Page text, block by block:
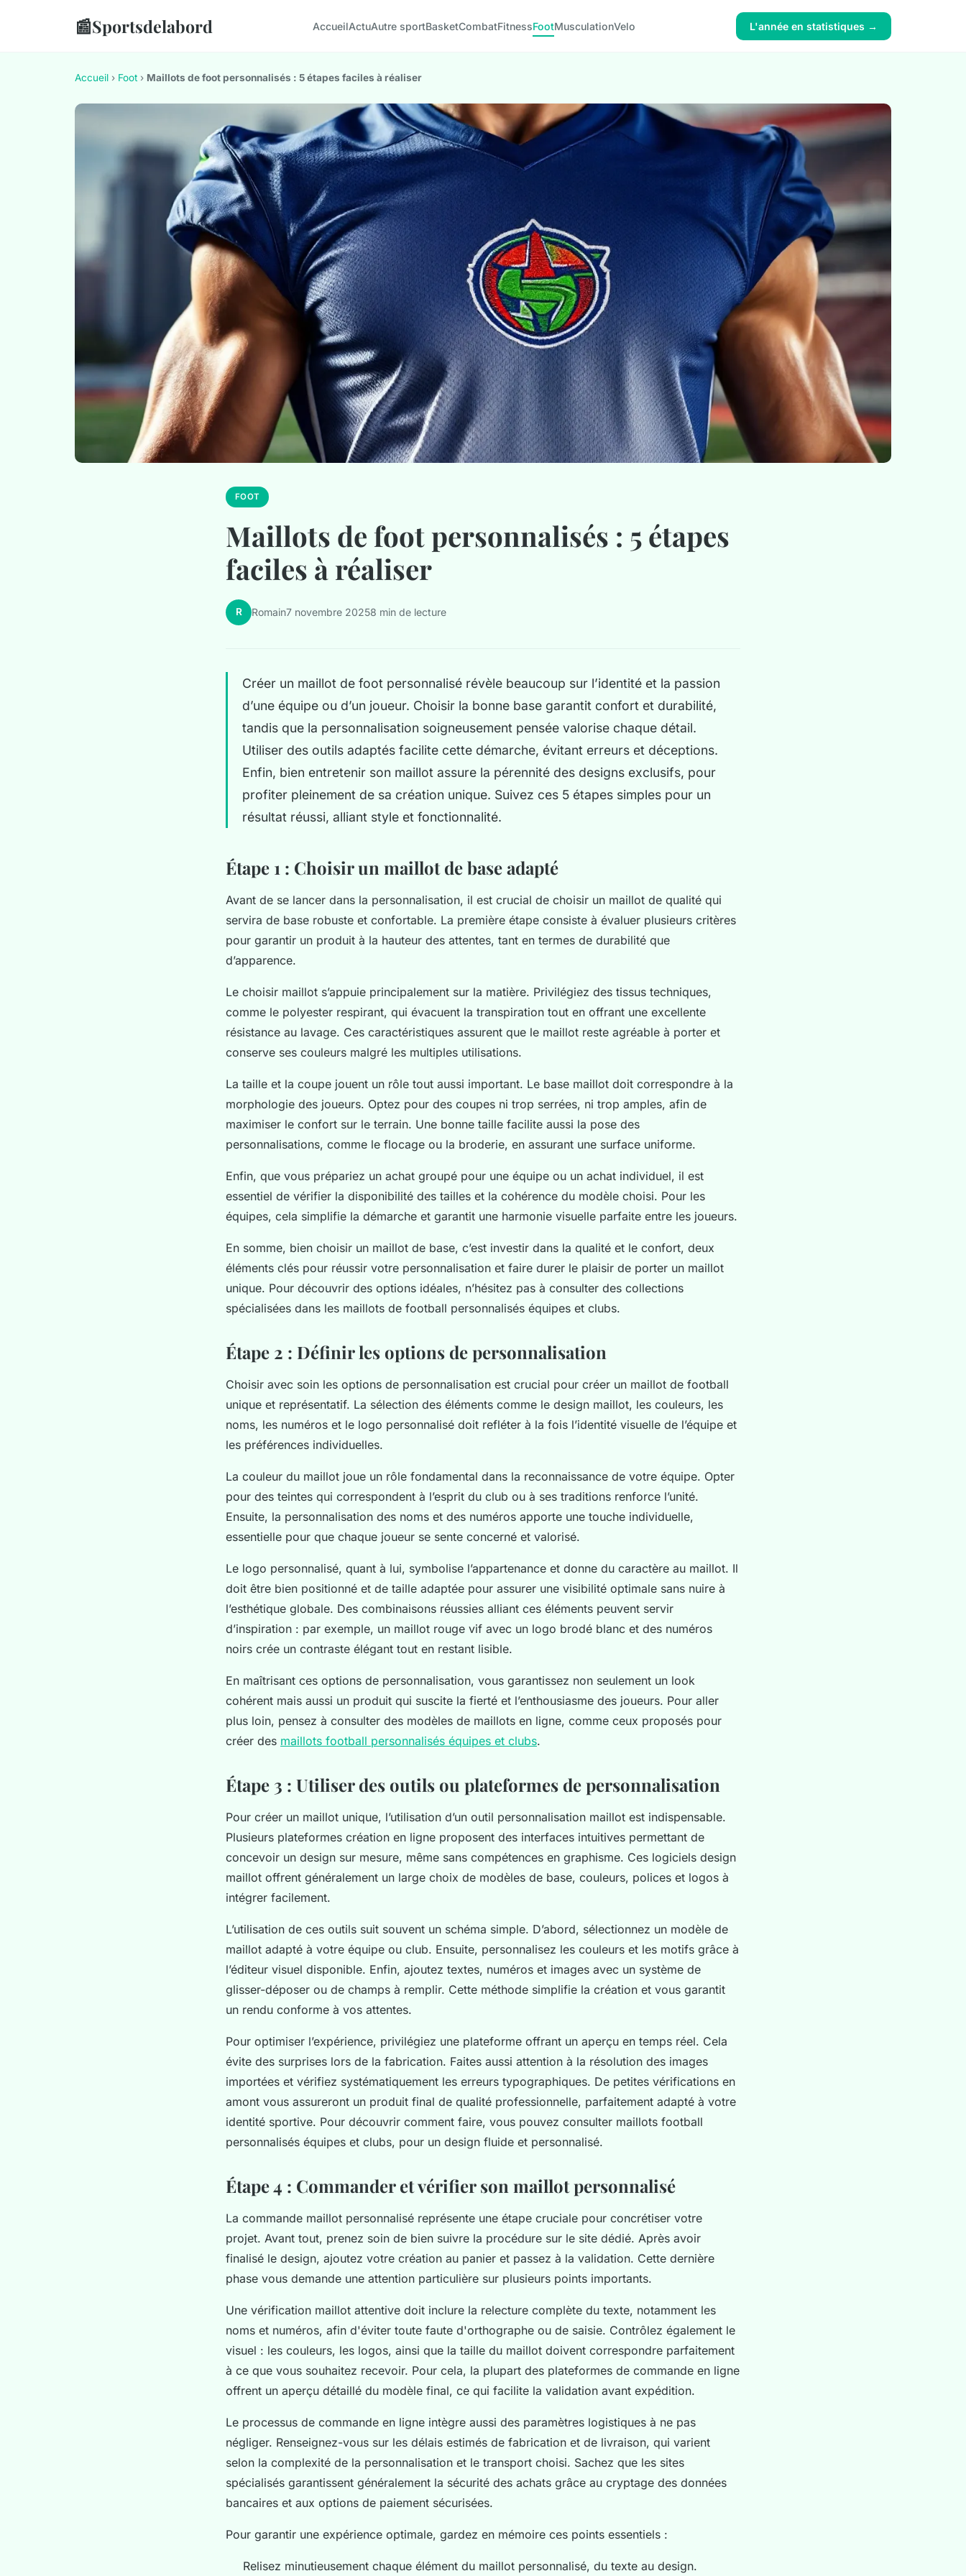
📰Sportsdelabord AccueilActuAutre sportBasketCombatFitnessFootMusculationVelo L'année en statistiques →
Accueil › Foot › Maillots de foot personnalisés : 5 étapes faciles à réaliser
FOOT
Maillots de foot personnalisés : 5 étapes
faciles à réaliser
R Romain7 novembre 20258 min de lecture
Créer un maillot de foot personnalisé révèle beaucoup sur l’identité et la passion
d’une équipe ou d’un joueur. Choisir la bonne base garantit confort et durabilité,
tandis que la personnalisation soigneusement pensée valorise chaque détail.
Utiliser des outils adaptés facilite cette démarche, évitant erreurs et déceptions.
Enfin, bien entretenir son maillot assure la pérennité des designs exclusifs, pour
profiter pleinement de sa création unique. Suivez ces 5 étapes simples pour un
résultat réussi, alliant style et fonctionnalité.
Étape 1 : Choisir un maillot de base adapté
Avant de se lancer dans la personnalisation, il est crucial de choisir un maillot de qualité qui
servira de base robuste et confortable. La première étape consiste à évaluer plusieurs critères
pour garantir un produit à la hauteur des attentes, tant en termes de durabilité que
d’apparence.
Le choisir maillot s’appuie principalement sur la matière. Privilégiez des tissus techniques,
comme le polyester respirant, qui évacuent la transpiration tout en offrant une excellente
résistance au lavage. Ces caractéristiques assurent que le maillot reste agréable à porter et
conserve ses couleurs malgré les multiples utilisations.
La taille et la coupe jouent un rôle tout aussi important. Le base maillot doit correspondre à la
morphologie des joueurs. Optez pour des coupes ni trop serrées, ni trop amples, afin de
maximiser le confort sur le terrain. Une bonne taille facilite aussi la pose des
personnalisations, comme le flocage ou la broderie, en assurant une surface uniforme.
Enfin, que vous prépariez un achat groupé pour une équipe ou un achat individuel, il est
essentiel de vérifier la disponibilité des tailles et la cohérence du modèle choisi. Pour les
équipes, cela simplifie la démarche et garantit une harmonie visuelle parfaite entre les joueurs.
En somme, bien choisir un maillot de base, c’est investir dans la qualité et le confort, deux
éléments clés pour réussir votre personnalisation et faire durer le plaisir de porter un maillot
unique. Pour découvrir des options idéales, n’hésitez pas à consulter des collections
spécialisées dans les maillots de football personnalisés équipes et clubs.
Étape 2 : Définir les options de personnalisation
Choisir avec soin les options de personnalisation est crucial pour créer un maillot de football
unique et représentatif. La sélection des éléments comme le design maillot, les couleurs, les
noms, les numéros et le logo personnalisé doit refléter à la fois l’identité visuelle de l’équipe et
les préférences individuelles.
La couleur du maillot joue un rôle fondamental dans la reconnaissance de votre équipe. Opter
pour des teintes qui correspondent à l’esprit du club ou à ses traditions renforce l’unité.
Ensuite, la personnalisation des noms et des numéros apporte une touche individuelle,
essentielle pour que chaque joueur se sente concerné et valorisé.
Le logo personnalisé, quant à lui, symbolise l’appartenance et donne du caractère au maillot. Il
doit être bien positionné et de taille adaptée pour assurer une visibilité optimale sans nuire à
l’esthétique globale. Des combinaisons réussies alliant ces éléments peuvent servir
d’inspiration : par exemple, un maillot rouge vif avec un logo brodé blanc et des numéros
noirs crée un contraste élégant tout en restant lisible.
En maîtrisant ces options de personnalisation, vous garantissez non seulement un look
cohérent mais aussi un produit qui suscite la fierté et l’enthousiasme des joueurs. Pour aller
plus loin, pensez à consulter des modèles de maillots en ligne, comme ceux proposés pour
créer des maillots football personnalisés équipes et clubs.
Étape 3 : Utiliser des outils ou plateformes de personnalisation
Pour créer un maillot unique, l’utilisation d’un outil personnalisation maillot est indispensable.
Plusieurs plateformes création en ligne proposent des interfaces intuitives permettant de
concevoir un design sur mesure, même sans compétences en graphisme. Ces logiciels design
maillot offrent généralement un large choix de modèles de base, couleurs, polices et logos à
intégrer facilement.
L’utilisation de ces outils suit souvent un schéma simple. D’abord, sélectionnez un modèle de
maillot adapté à votre équipe ou club. Ensuite, personnalisez les couleurs et les motifs grâce à
l’éditeur visuel disponible. Enfin, ajoutez textes, numéros et images avec un système de
glisser-déposer ou de champs à remplir. Cette méthode simplifie la création et vous garantit
un rendu conforme à vos attentes.
Pour optimiser l’expérience, privilégiez une plateforme offrant un aperçu en temps réel. Cela
évite des surprises lors de la fabrication. Faites aussi attention à la résolution des images
importées et vérifiez systématiquement les erreurs typographiques. De petites vérifications en
amont vous assureront un produit final de qualité professionnelle, parfaitement adapté à votre
identité sportive. Pour découvrir comment faire, vous pouvez consulter maillots football
personnalisés équipes et clubs, pour un design fluide et personnalisé.
Étape 4 : Commander et vérifier son maillot personnalisé
La commande maillot personnalisé représente une étape cruciale pour concrétiser votre
projet. Avant tout, prenez soin de bien suivre la procédure sur le site dédié. Après avoir
finalisé le design, ajoutez votre création au panier et passez à la validation. Cette dernière
phase vous demande une attention particulière sur plusieurs points importants.
Une vérification maillot attentive doit inclure la relecture complète du texte, notamment les
noms et numéros, afin d'éviter toute faute d'orthographe ou de saisie. Contrôlez également le
visuel : les couleurs, les logos, ainsi que la taille du maillot doivent correspondre parfaitement
à ce que vous souhaitez recevoir. Pour cela, la plupart des plateformes de commande en ligne
offrent un aperçu détaillé du modèle final, ce qui facilite la validation avant expédition.
Le processus de commande en ligne intègre aussi des paramètres logistiques à ne pas
négliger. Renseignez-vous sur les délais estimés de fabrication et de livraison, qui varient
selon la complexité de la personnalisation et le transport choisi. Sachez que les sites
spécialisés garantissent généralement la sécurité des achats grâce au cryptage des données
bancaires et aux options de paiement sécurisées.
Pour garantir une expérience optimale, gardez en mémoire ces points essentiels :
Relisez minutieusement chaque élément du maillot personnalisé, du texte au design.